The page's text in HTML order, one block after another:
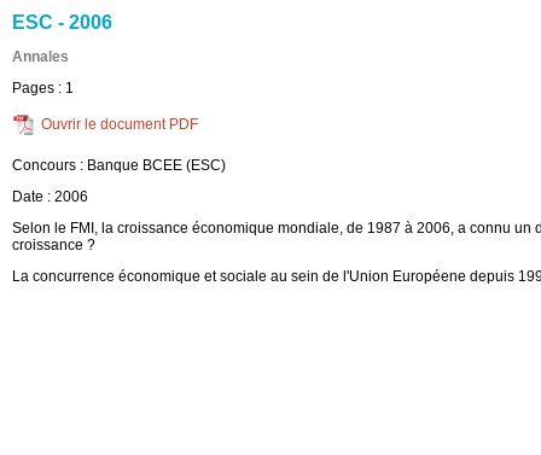
ESC - 2006
Annales
Pages : 1
Ouvrir le document PDF
Concours : Banque BCEE (ESC)
Date : 2006
Selon le FMI, la croissance économique mondiale, de 1987 à 2006, a connu
croissance ?
La concurrence économique et sociale au sein de l'Union Européene depuis